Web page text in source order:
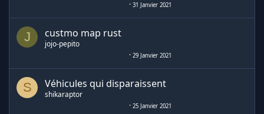
31 Janvier 2021
J custmo map rust
jojo-pepito
29 Janvier 2021
S Véhicules qui disparaissent
shikaraptor
25 Janvier 2021